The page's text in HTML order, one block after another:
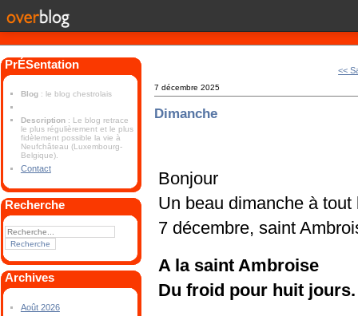
PrÉSentation
Blog : le blog chestrolais
Description : Le blog retrace
le plus régulièrement et le plus
fidèlement possible la vie à
Neufchâteau (Luxembourg-
Belgique).
Contact
Recherche
Archives
Août 2026
<<
7 décembre 2025
Dimanche
Bonjour
Un beau dimanche à tout
7 décembre, saint
A la saint Ambroise
Du froid pour huit jours.